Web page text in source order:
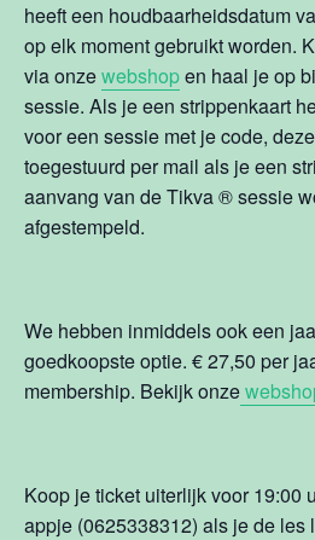
heeft een houdbaarheidsdatum
op elk moment gebruikt worden.
via onzewebshopen haal je op
sessie. Als je een strippenkaart
voor een sessie met je code,
toegestuurd per mail als je een
aanvang van de Tikva®sessie
afgestempeld.
We hebben inmiddels ook een
goedkoopste optie. € 27,50 per
membership. Bekijk onze
Koop je ticket uiterlijk voor 19:00
appje (0625338312) als je de les